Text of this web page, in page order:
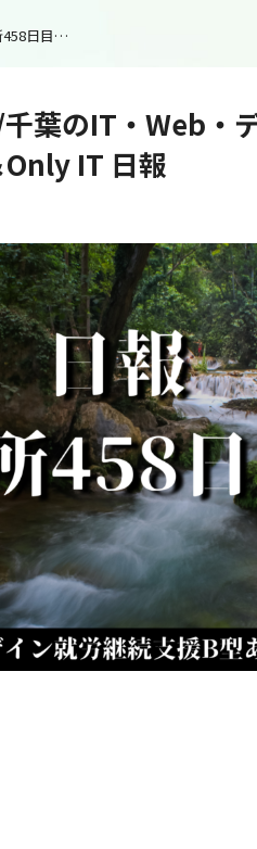
chemi/通所458日目/千葉のIT・Web・デザイン就労継続支援B型あいのてOne＆Only IT 日報
葉のIT・Web・
IT 日報